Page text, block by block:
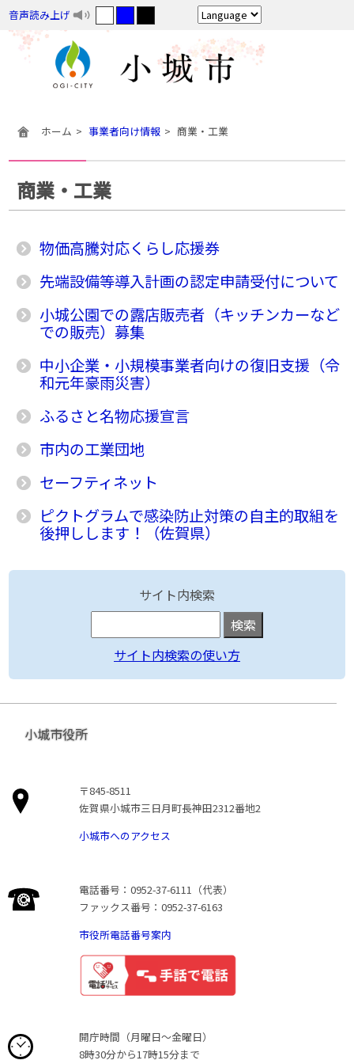
音声読み上げ
ホーム 事業者向け情報 商業・工業
商業・工業
物価高騰対応くらし応援券
先端設備等導入計画の認定申請受付について
小城公園での露店販売者（キッチンカーなど
での販売）募集
中小企業・小規模事業者向けの復旧支援（令
和元年豪雨災害）
ふるさと名物応援宣言
市内の工業団地
セーフティネット
ピクトグラムで感染防止対策の自主的取組を
後押しします！（佐賀県）
サイト内検索
サイト内検索の使い方
小城市役所
〒845-8511
佐賀県小城市三日月町長神田2312番地2
小城市へのアクセス
電話番号：0952-37-6111（代表）
ファックス番号：0952-37-6163
市役所電話番号案内
開庁時間（月曜日〜金曜日）
8時30分から17時15分まで